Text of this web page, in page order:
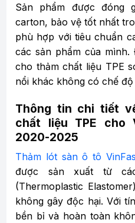
Sản phẩm được đóng
carton, bảo vệ tốt nhất
phù hợp với tiêu chuẩn
các sản phẩm của
cho thảm chất liệu TPE
nổi khác không có chế
Thông tin chi tiết
chất liệu TPE cho
2020-2025
Thảm lót sàn ô tô
được sản xuất từ
(Thermoplastic
không gây độc hại. Với
bền bỉ và hoàn toàn